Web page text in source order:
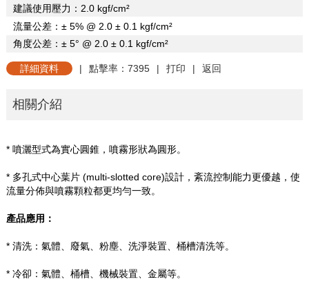
建議使用壓力： 2.0 kgf/cm²
流量公差：±5% @ 2.0 ±0.1 kgf/cm²
角度公差：±5° @ 2.0 ±0.1 kgf/cm²
詳細資料 | 點擊率：7395 | 打印 | 返回
相關介紹
* 噴灑型式為實心圓錐，噴霧形狀為圓形。
* 多孔式中心葉片(multi-slotted core)設計，紊流控制能力更優越，使
流量分佈與噴霧顆粒都更均勻一致。
產品應用：
* 清洗：氣體、廢氣、粉塵、洗淨裝置、桶槽清洗等。
* 冷卻：氣體、桶槽、機械裝置、金屬等。